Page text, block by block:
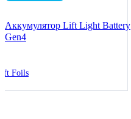
Аккумулятор Lift Light Battery
Gen4
Foils